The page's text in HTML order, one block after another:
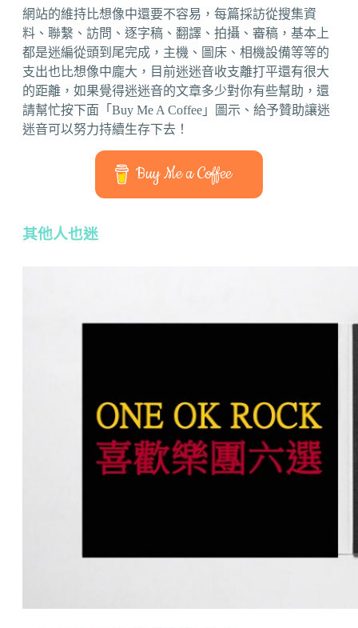
網站的維持比想像中還要不容易，每篇採訪從搜集資
料、聯繫、訪問、逐字稿、翻譯、拍攝、審稿，基本上
都是迷編從頭到尾完成，主機、圖床、相機設備等等的
支出也比想像中龐大，目前迷迷音收支離打平還有很大
的距離，如果覺得迷迷音的文章多少對你有些幫助，還
請幫忙按下面「Buy Me A Coffee」圖示、給予贊助讓迷
迷音可以努力持續生存下去！
Buy Me a Coffee
其他人也迷